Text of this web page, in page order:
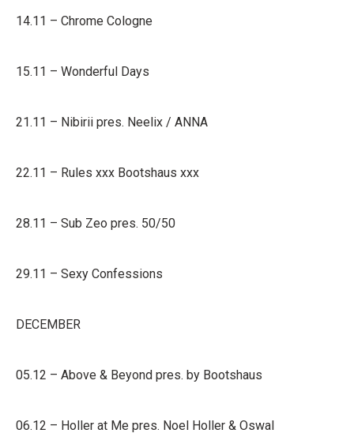
14.11 – Chrome Cologne
15.11 – Wonderful Days
21.11 – Nibirii pres. Neelix / ANNA
22.11 – Rules xxx Bootshaus xxx
28.11 – Sub Zeo pres. 50/50
29.11 – Sexy Confessions
DECEMBER
05.12 – Above & Beyond pres. by Bootshaus
06.12 – Holler at Me pres. Noel Holler & Oswal